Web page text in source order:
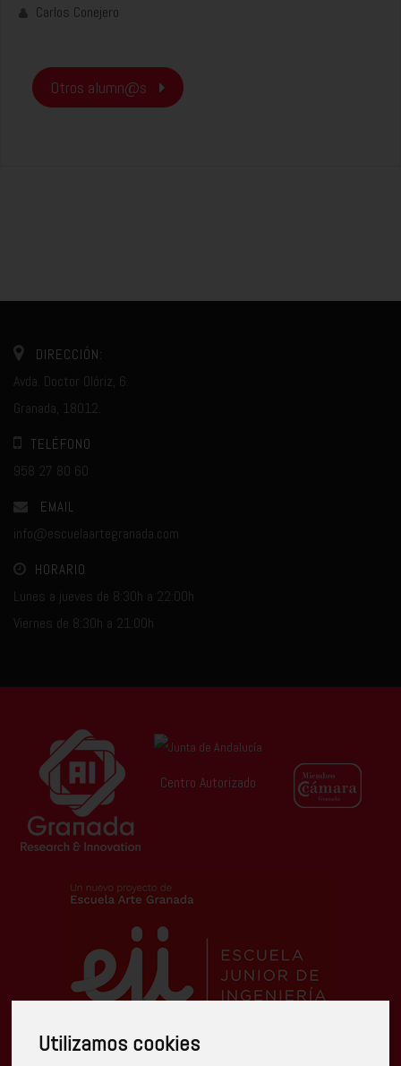
Utilizamos cookies
Carlos Conejero
Otros alumn@s
DIRECCIÓN:
Avda. Doctor Olóriz, 6.
Granada, 18012.
TELÉFONO
958 27 80 60
EMAIL
info@escuelaartegranada.com
HORARIO
Lunes a jueves de 8:30h a 22:00h
Viernes de 8:30h a 21:00h
Centro Autorizado